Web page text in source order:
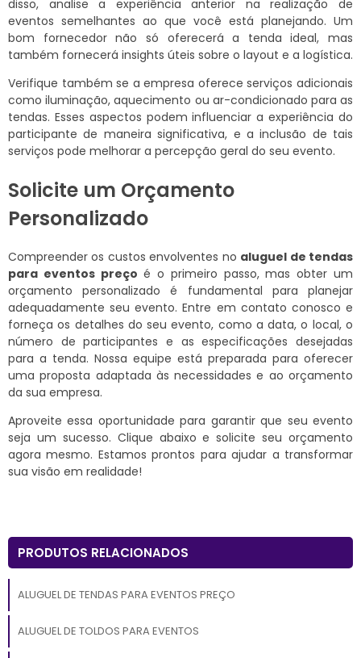
disso, analise a experiência anterior na realização de
eventos semelhantes ao que você está planejando. Um
bom fornecedor não só oferecerá a tenda ideal, mas
também fornecerá insights úteis sobre o layout e a logística.
Verifique também se a empresa oferece serviços adicionais
como iluminação, aquecimento ou ar-condicionado para as
tendas. Esses aspectos podem influenciar a experiência do
participante de maneira significativa, e a inclusão de tais
serviços pode melhorar a percepção geral do seu evento.
Solicite um Orçamento
Personalizado
Compreender os custos envolventes no aluguel de tendas
para eventos preço é o primeiro passo, mas obter um
orçamento personalizado é fundamental para planejar
adequadamente seu evento. Entre em contato conosco e
forneça os detalhes do seu evento, como a data, o local, o
número de participantes e as especificações desejadas
para a tenda. Nossa equipe está preparada para oferecer
uma proposta adaptada às necessidades e ao orçamento
da sua empresa.
Aproveite essa oportunidade para garantir que seu evento
seja um sucesso. Clique abaixo e solicite seu orçamento
agora mesmo. Estamos prontos para ajudar a transformar
sua visão em realidade!
PRODUTOS RELACIONADOS
ALUGUEL DE TENDAS PARA EVENTOS PREÇO
ALUGUEL DE TOLDOS PARA EVENTOS